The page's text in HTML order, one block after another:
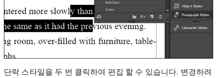
단락 스타일을 두 번 클릭하여 편집 할 수 있습니다. 변경하려